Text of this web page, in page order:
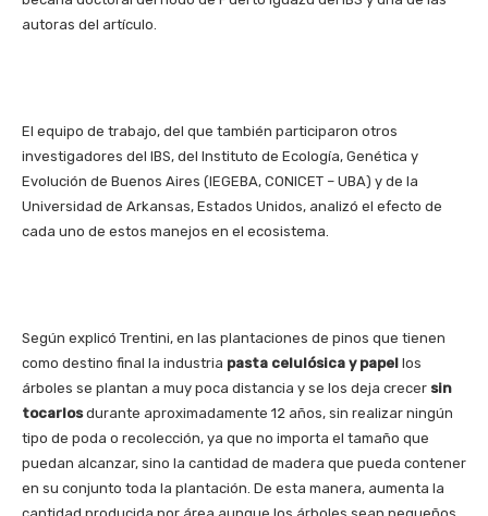
autoras del artículo.
El equipo de trabajo, del que también participaron otros
investigadores del IBS, del Instituto de Ecología, Genética y
Evolución de Buenos Aires (IEGEBA, CONICET – UBA) y de la
Universidad de Arkansas, Estados Unidos, analizó el efecto de
cada uno de estos manejos en el ecosistema.
Según explicó Trentini, en las plantaciones de pinos que tienen
como destino final la industria pasta celulósica y papel los
árboles se plantan a muy poca distancia y se los deja crecer sin
tocarlosdurante aproximadamente 12 años, sin realizar ningún
tipo de poda o recolección, ya que no importa el tamaño que
puedan alcanzar, sino la cantidad de madera que pueda contener
en su conjunto toda la plantación. De esta manera, aumenta la